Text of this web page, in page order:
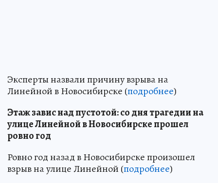
Эксперты назвали причину взрыва на
Линейной в Новосибирске (подробнее)
Этаж завис над пустотой: со дня трагедии на
улице Линейной в Новосибирске прошел
ровно год
Ровно год назад в Новосибирске произошел
взрыв на улице Линейной (подробнее)